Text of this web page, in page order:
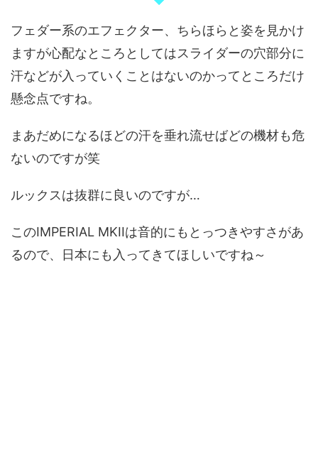
フェダー系のエフェクター、ちらほらと姿を見かけ
ますが心配なところとしてはスライダーの穴部分に
汗などが入っていくことはないのかってところだけ
懸念点ですね。
まあだめになるほどの汗を垂れ流せばどの機材も危
ないのですが笑
ルックスは抜群に良いのですが…
このIMPERIAL MKIIは音的にもとっつきやすさがあ
るので、日本にも入ってきてほしいですね～